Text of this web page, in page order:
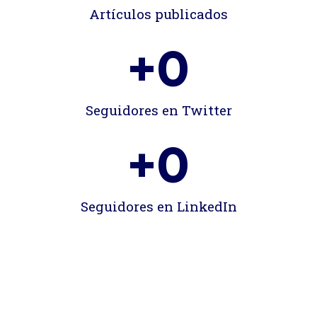
Artículos publicados
Seguidores en Twitter
+0
Seguidores en LinkedIn
+0